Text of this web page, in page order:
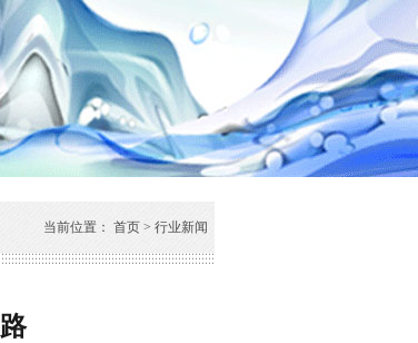
当前位置： 首页 > 行业新闻